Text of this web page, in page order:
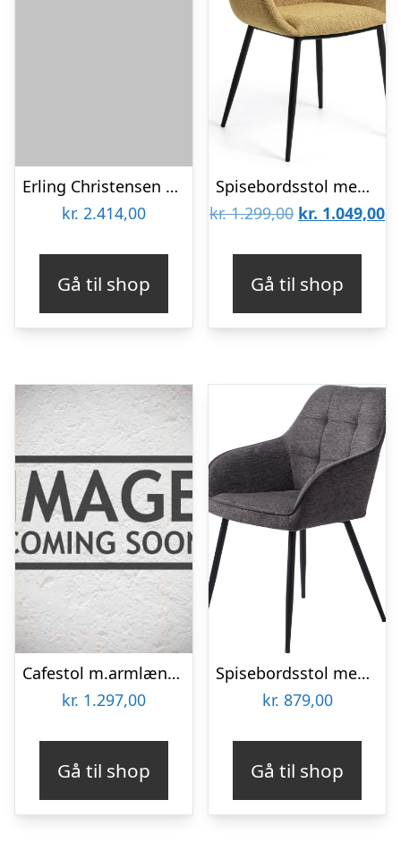
Erling Christensen Møbler Icon spisebordsstol med armlæn : Erling Christensen Møbler : Erling Christensen Møbler
kr. 2.414,00
Gå til shop
Spisebordsstol med armlæn Kave Home Konna vandafvisende chenillepolstret sennep/sort stålben nordisk design
kr.1.299,00 Den
var:
kr. 1.299,00.
kr. 1.049,00
Gå til shop
Cafestol m.armlæn-læder-Antikrust
kr. 1.297,00
Gå til shop
Spisebordsstol med armlæn Nordique Design Nolan BREGO mørkegrå stof sort metalben indsyningsmønster nordisk design
kr. 879,00
Gå til shop